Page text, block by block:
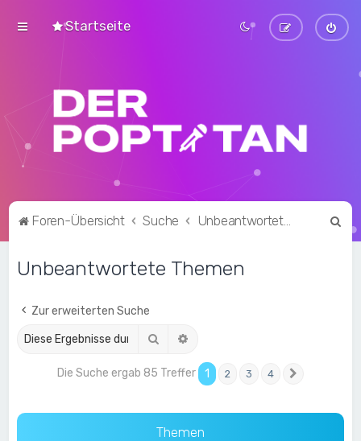
Startseite
Foren-Übersicht Suche Unbeantwortete Themen
Unbeantwortete Themen
Zur erweiterten Suche
Suche
Die Suche ergab 85 Treffer 1 2 3 4
Themen